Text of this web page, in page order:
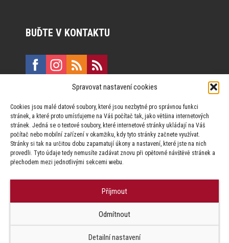
Spravovat nastavení cookies
Cookies jsou malé datové soubory, které jsou nezbytné pro správnou funkci
stránek, a které proto umísťujeme na Váš počítač tak, jako většina internetových
stránek. Jedná se o textové soubory, které internetové stránky ukládají na Váš
počítač nebo mobilní zařízení v okamžiku, kdy tyto stránky začnete využívat.
Stránky si tak na určitou dobu zapamatují úkony a nastavení, které jste na nich
provedli. Tyto údaje tedy nemusíte zadávat znovu při opětovné návštěvě stránek a
přechodem mezi jednotlivými sekcemi webu.
Příjmout
Odmítnout
Detailní nastavení
BUĎTE V KONTAKTU
Vinohradská 190, 130 00 Praha 3
Za publikovaný obsah odpovídají jednotliví autoři.
Factory s.r.o. zapovězeno.